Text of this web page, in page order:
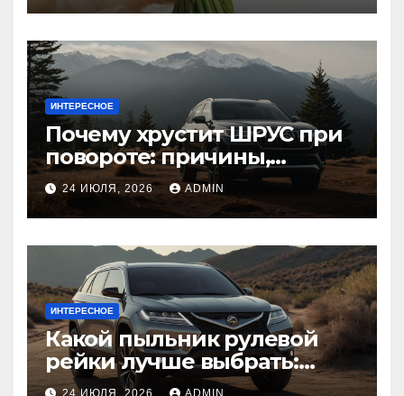
ИНТЕРЕСНОЕ
Почему хрустит ШРУС при
повороте: причины,
диагностика
24 ИЮЛЯ, 2026 ADMIN
ИНТЕРЕСНОЕ
Какой пыльник рулевой
рейки лучше выбрать:
оригинальный или аналог,
24 ИЮЛЯ, 2026 ADMIN